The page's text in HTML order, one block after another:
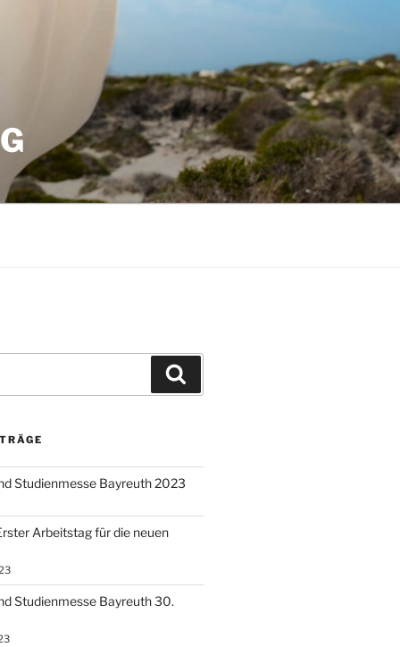
Studienmesse Bayreuth 2023
Arbeitstag für die neuen
Studienmesse Bayreuth 30.